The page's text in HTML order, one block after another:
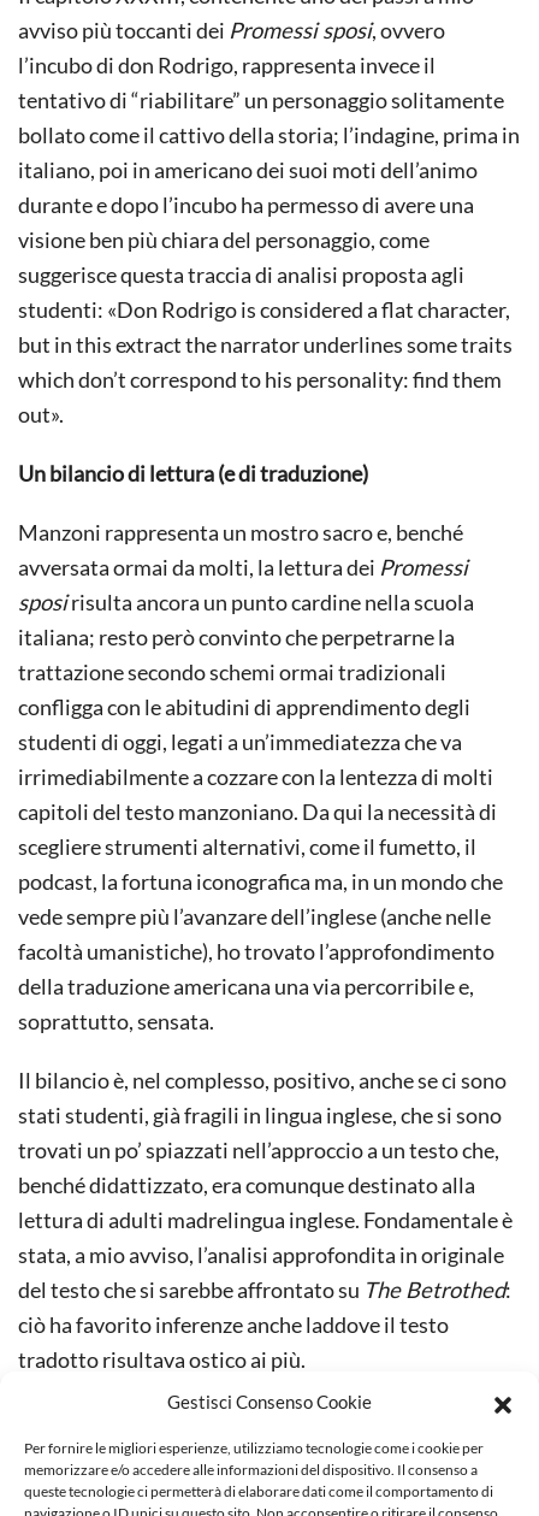
Gestisci Consenso Cookie
Per fornire le migliori esperienze, utilizziamo tecnologie come i cookie per
memorizzare e/o accedere alle informazioni del dispositivo. Il consenso a
queste tecnologie ci permetterà di elaborare dati come il comportamento di
avviso più toccanti dei Promessi sposi, ovvero
l’incubo di don Rodrigo, rappresenta invece il
tentativo di “riabilitare” un personaggio solitamente
bollato come il cattivo della storia; l’indagine, prima in
italiano, poi in americano dei suoi moti dell’animo
durante e dopo l’incubo ha permesso di avere una
visione ben più chiara del personaggio, come
suggerisce questa traccia di analisi proposta agli
studenti: «Don Rodrigo is considered a flat character,
but in this extract the narrator underlines some traits
which don’t correspond to his personality: find them
out».
Un bilancio di lettura (e di traduzione)
Manzoni rappresenta un mostro sacro e, benché
avversata ormai da molti, la lettura dei Promessi
sposirisulta ancora un punto cardine nella scuola
italiana; resto però convinto che perpetrarne la
trattazione secondo schemi ormai tradizionali
confligga con le abitudini di apprendimento degli
studenti di oggi, legati a un’immediatezza che va
irrimediabilmente a cozzare con la lentezza di molti
capitoli del testo manzoniano. Da qui la necessità di
scegliere strumenti alternativi, come il fumetto, il
podcast, la fortuna iconografica ma, in un mondo che
vede sempre più l’avanzare dell’inglese (anche nelle
facoltà umanistiche), ho trovato l’approfondimento
della traduzione americana una via percorribile e,
soprattutto, sensata.
Il bilancio è, nel complesso, positivo, anche se ci sono
stati studenti, già fragili in lingua inglese, che si sono
trovati un po’ spiazzati nell’approccio a un testo che,
benché didattizzato, era comunque destinato alla
lettura di adulti madrelingua inglese. Fondamentale è
stata, a mio avviso, l’analisi approfondita in originale
del testo che si sarebbe affrontato su The Betrothed:
ciò ha favorito inferenze anche laddove il testo
tradotto risultava ostico ai più.
Tuttavia, tra i punti forti di questo modulo in
compresenza, c’è sicuramente la possibilità di lavorare
per cinque ore, tanto in italiano, quanto in inglese, sul